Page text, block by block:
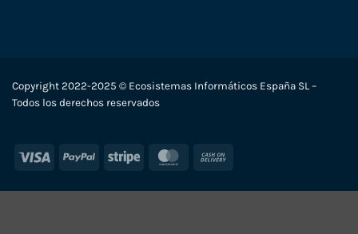
Copyright 2022-2025 © Ecosistemas Informáticos España SL –
Todos los derechos reservados
Visa PayPal Stripe MasterCard